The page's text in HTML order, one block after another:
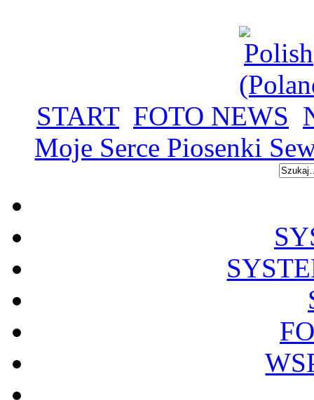
START FOTO NEWS
Moje Serce Piosenki